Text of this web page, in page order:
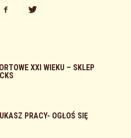
XXI WIEKU – SKLEP
PRACY- OGŁOŚ SIĘ